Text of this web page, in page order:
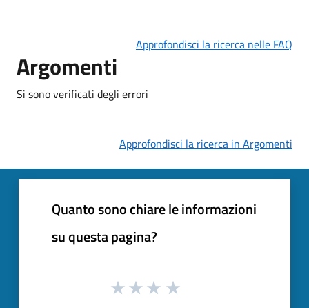
Approfondisci la ricerca nelle FAQ
Argomenti
Si sono verificati degli errori
Approfondisci la ricerca in Argomenti
Quanto sono chiare le informazioni
su questa pagina?